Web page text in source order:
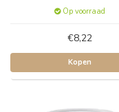
Op voorraad
€8,22
Kopen